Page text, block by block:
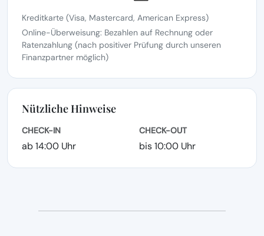
Kreditkarte (Visa, Mastercard, American Express)
Online-Überweisung: Bezahlen auf Rechnung oder
Ratenzahlung (nach positiver Prüfung durch unseren
Finanzpartner möglich)
Nützliche Hinweise
CHECK-IN
ab 14:00 Uhr
CHECK-OUT
bis 10:00 Uhr